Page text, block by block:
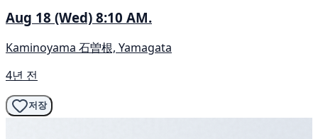
Aug 18 (Wed) 8:10 AM.
Kaminoyama 石曽根, Yamagata
4년 전
저장